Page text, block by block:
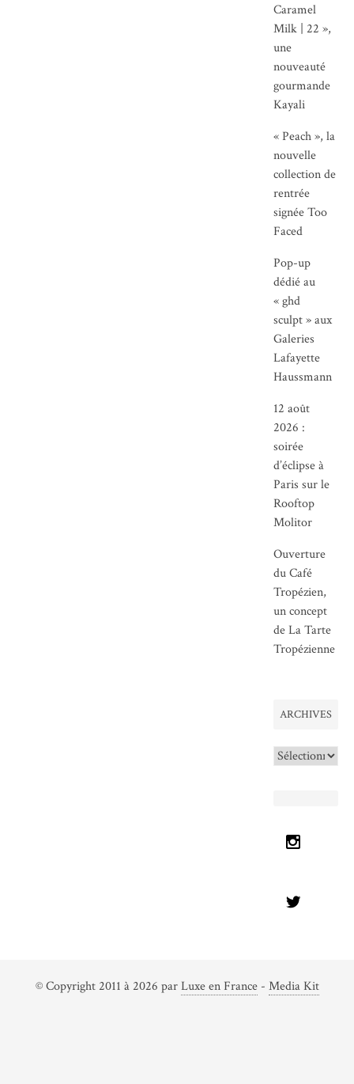
Caramel
Milk | 22 »,
une
nouveauté
gourmande
Kayali
« Peach », la
nouvelle
collection de
rentrée
signée Too
Faced
Pop-up
dédié au
« ghd
sculpt » aux
Galeries
Lafayette
Haussmann
12 août
2026 :
soirée
d’éclipse à
Paris sur le
Rooftop
Molitor
Ouverture
du Café
Tropézien,
un concept
de La Tarte
Tropézienne
ARCHIVES
Archives
© Copyright 2011 à 2026 parLuxe en France- Media Kit